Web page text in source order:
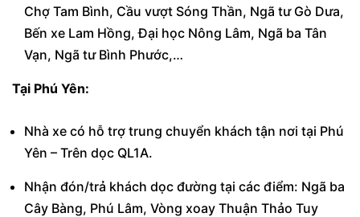
Chợ Tam Bình, Cầu vượt Sóng Thần, Ngã tư Gò Dưa,
Bến xe Lam Hồng, Đại học Nông Lâm, Ngã ba Tân
Vạn, Ngã tư Bình Phước,…
Tại Phú Yên:
Nhà xe có hỗ trợ trung chuyển khách tận nơi tại Phú
Yên – Trên dọc QL1A.
Nhận đón/trả khách dọc đường tại các điểm: Ngã ba
Cây Bàng, Phú Lâm, Vòng xoay Thuận Thảo Tuy